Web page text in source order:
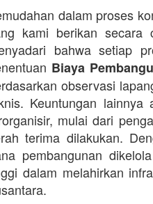
dalam proses
kami berikan secara
bahwa setiap
Biaya
observasi
Keuntungan lainnya
mulai dari
terima dilakukan.
pembangunan
dalam melahirkan